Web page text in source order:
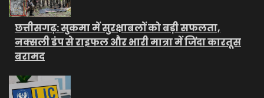
छत्तीसगढ़: सुकमा में सुरक्षाबलों को बड़ी सफलता,
नक्सली डंप से राइफल और भारी मात्रा में जिंदा कारतूस
बरामद